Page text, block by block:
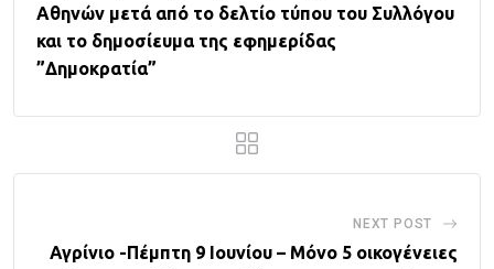
Αθηνών μετά από το δελτίο τύπου του Συλλόγου
και το δημοσίευμα της εφημερίδας
”Δημοκρατία”
NEXT POST
Αγρίνιο -Πέμπτη 9 Ιουνίου – Μόνο 5 οικογένειες